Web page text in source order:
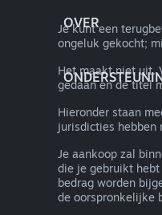
OVER
Je kunt een
ongeluk gekocht;
Het maakt niet uit.
gedaan en de titel
Hieronder staan
jurisdicties hebben
Je aankoop zal
die je gebruikt
bedrag worden
de oorspronkelijke